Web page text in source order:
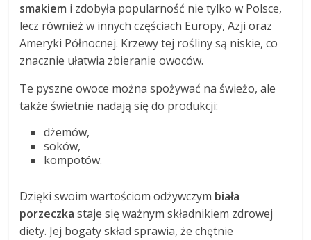
smakiem i zdobyła popularność nie tylko w Polsce,
lecz również w innych częściach Europy, Azji oraz
Ameryki Północnej. Krzewy tej rośliny są niskie, co
znacznie ułatwia zbieranie owoców.
Te pyszne owoce można spożywać na świeżo, ale
także świetnie nadają się do produkcji:
dżemów,
soków,
kompotów.
Dzięki swoim wartościom odżywczym biała
porzeczka staje się ważnym składnikiem zdrowej
diety. Jej bogaty skład sprawia, że chętnie